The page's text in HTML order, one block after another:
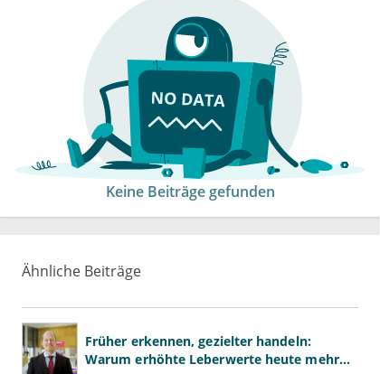
Keine Beiträge gefunden
Ähnliche Beiträge
Früher erkennen, gezielter handeln:
Warum erhöhte Leberwerte heute mehr